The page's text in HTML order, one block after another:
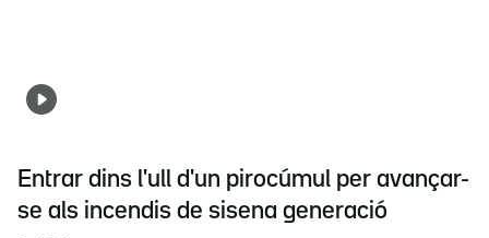
Entrar dins l'ull d'un pirocúmul per avançar-
se als incendis de sisena generació